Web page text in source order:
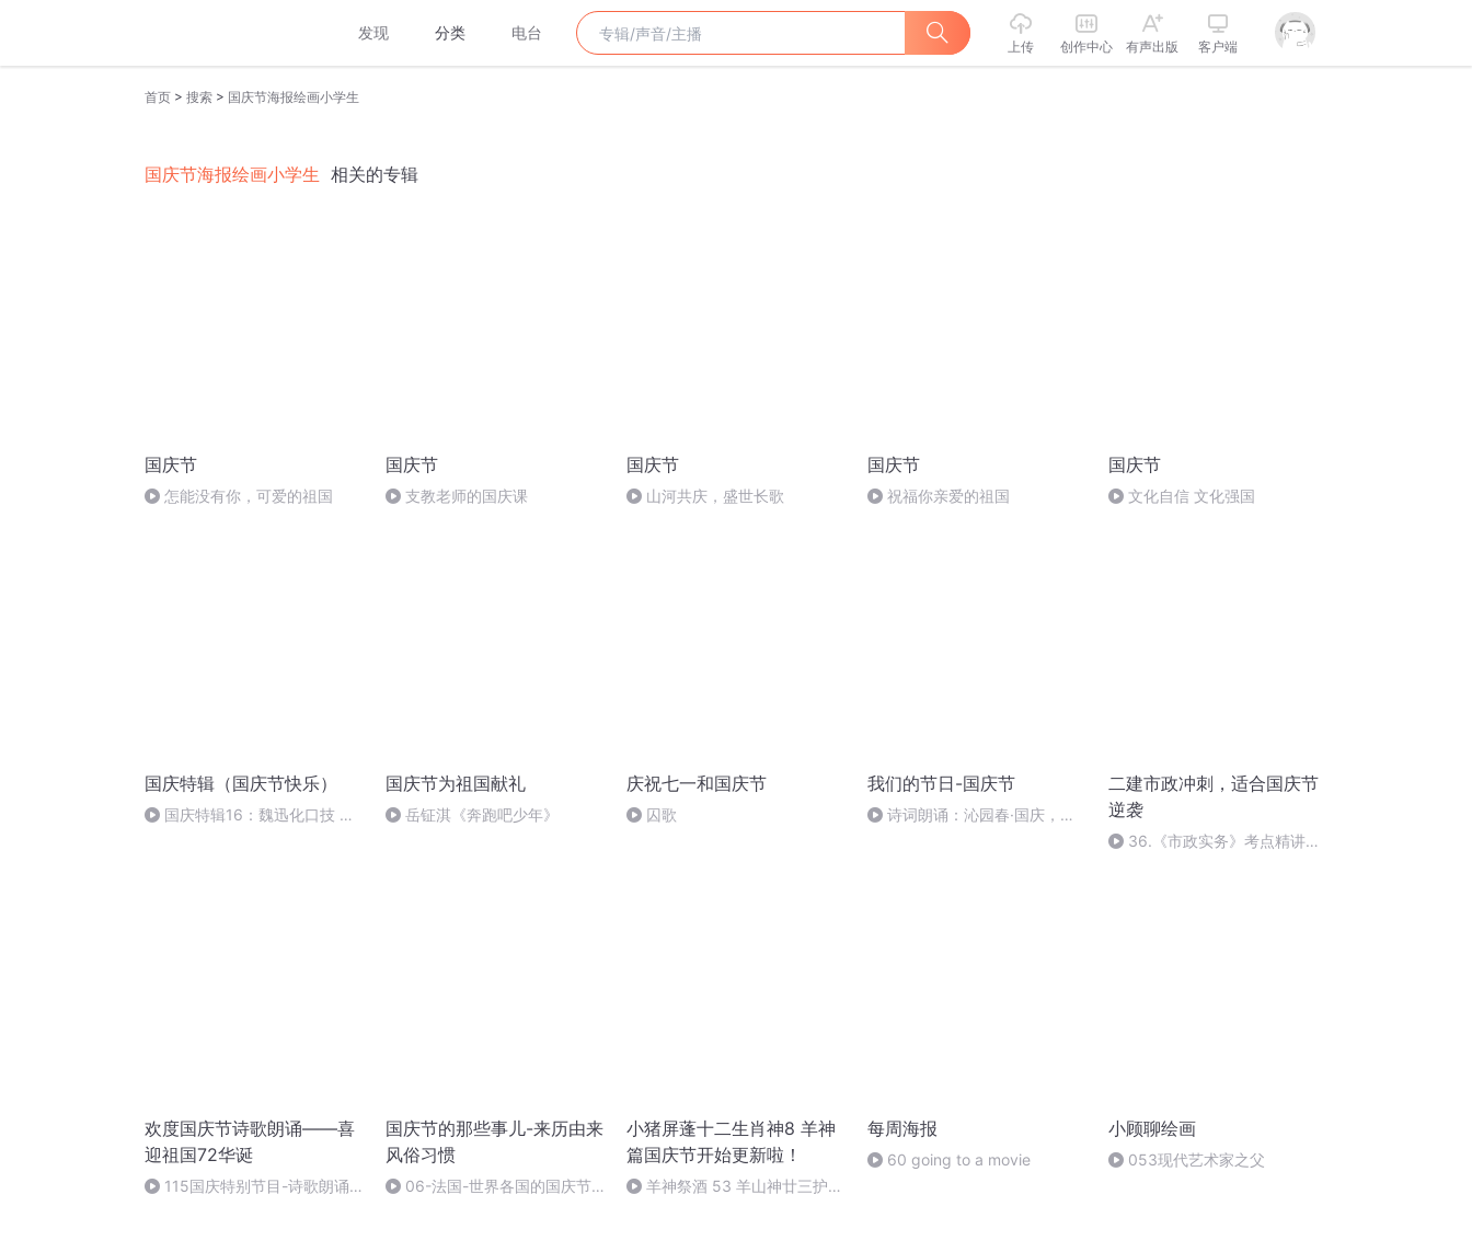
发现 分类 电台
上传 创作中心 有声出版 客户端
首页 > 搜索 > 国庆节海报绘画小学生
国庆节海报绘画小学生 相关的专辑
国庆节
怎能没有你，可爱的祖国
国庆节
支教老师的国庆课
国庆节
山河共庆，盛世长歌
国庆节
祝福你亲爱的祖国
国庆节
文化自信 文化强国
国庆特辑（国庆节快乐）
国庆特辑16：魏迅化口技 二
国庆节为祖国献礼
岳钲淇《奔跑吧少年》
庆祝七一和国庆节
囚歌
我们的节日-国庆节
诗词朗诵：沁园春·国庆，朗
二建市政冲刺，适合国庆节
逆袭
36.《市政实务》考点精讲第
欢度国庆节诗歌朗诵——喜
迎祖国72华诞
115国庆特别节目-诗歌朗诵-
国庆节的那些事儿-来历由来
风俗习惯
06-法国-世界各国的国庆节-
小猪屏蓬十二生肖神8 羊神
篇国庆节开始更新啦！
羊神祭酒 53 羊山神廿三护祭
每周海报
60 going to a movie
小顾聊绘画
053现代艺术家之父